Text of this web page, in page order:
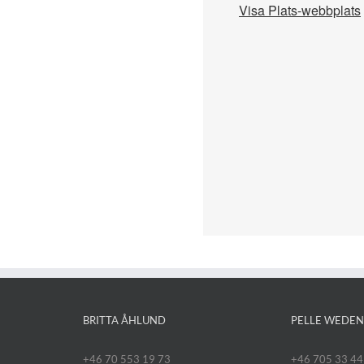
Visa Plats-webbplats
BRITTA ÅHLUND
+46 70 553 19 73
PELLE
+46 705 33